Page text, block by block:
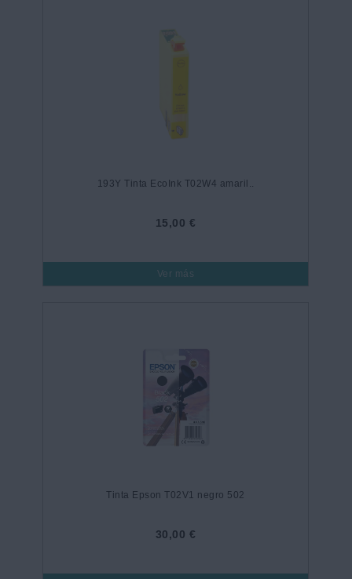
193Y Tinta EcoInk T02W4 amaril..
15,00 €
Ver más
Tinta Epson T02V1 negro 502
30,00 €